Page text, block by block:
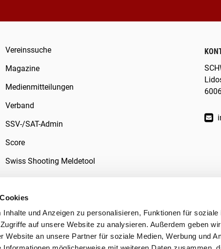
und Anzeigen zu personalisieren, Funktionen für soziale
auf unsere Website zu analysieren. Außerdem geben
Website an unsere Partner für soziale Medien, Werbung und
Vereinssuche
Magazine
Medienmitteilungen
Verband
SSV-/SAT-Admin
Score
Swiss Shooting Meldetool